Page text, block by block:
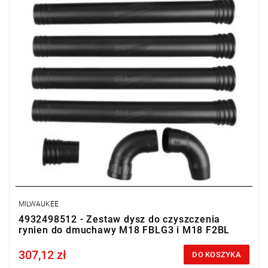
- dysza rynnowa,
- 2 x adaptery kolanka rynnowego 90°.
MILWAUKEE
4932498512 - Zestaw dysz do czyszczenia
rynien do dmuchawy M18 FBLG3 i M18 F2BL
Price tax included
307,12 zł DO KOSZYKA